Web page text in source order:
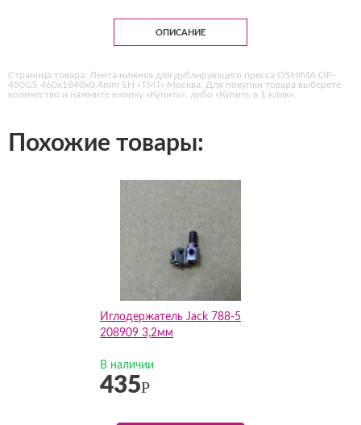
ОПИСАНИЕ
Страница товара: Лента нижняя для дублирующего пресса OSHIMA OP-
450GS 460х1840х0.4mm SH «ТМТ» Москва. Для покупки товара выберете
количество и нажмите кнопку «Купить», либо «Купить в 1 клик».
Похожие товары:
Иглодержатель Jack 788-5
208909 3,2мм
В наличии
435Р